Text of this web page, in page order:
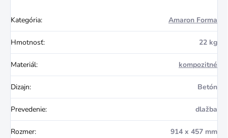
Kategória: Amaron Forma
Hmotnosť: 22 kg
Materiál: kompozitné
Dizajn: Betón
Prevedenie: dlažba
Rozmer: 914 x 457 mm